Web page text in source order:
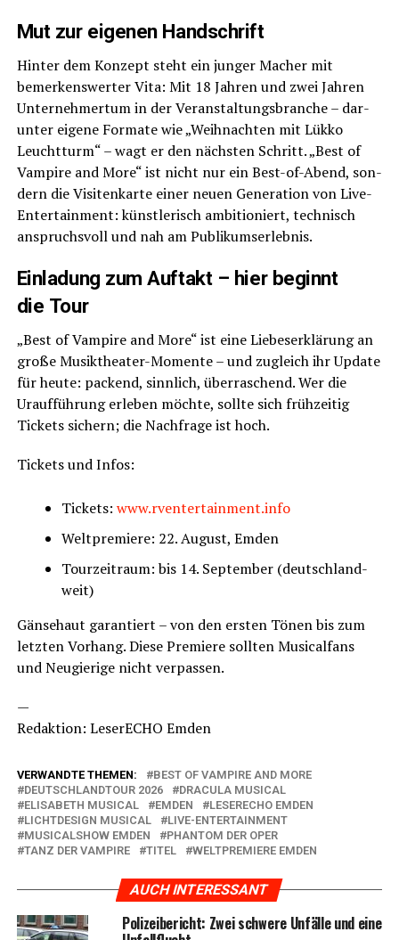
Mut zur eige­nen Handschrift
Hin­ter dem Kon­zept steht ein jun­ger Macher mit
bemer­kens­wer­ter Vita: Mit 18 Jah­ren und zwei Jah­ren
Unter­neh­mer­tum in der Ver­an­stal­tungs­bran­che – dar­
un­ter eige­ne For­ma­te wie „Weih­nach­ten mit Lük­ko
Leucht­turm“ – wagt er den nächs­ten Schritt. „Best of
Vam­pi­re and More“ ist nicht nur ein Best-of-Abend, son­
dern die Visi­ten­kar­te einer neu­en Gene­ra­ti­on von Live-
Enter­tain­ment: künst­le­risch ambi­tio­niert, tech­nisch
anspruchs­voll und nah am Publikumserlebnis.
Ein­la­dung zum Auf­takt – hier beginnt
die Tour
„Best of Vam­pi­re and More“ ist eine Lie­bes­er­klä­rung an
gro­ße Musik­thea­ter-Momen­te – und zugleich ihr Update
für heu­te: packend, sinn­lich, über­ra­schend. Wer die
Urauf­füh­rung erle­ben möch­te, soll­te sich früh­zei­tig
Tickets sichern; die Nach­fra­ge ist hoch.
Tickets und Infos:
Tickets: www.rventertainment.info
Welt­pre­mie­re: 22. August, Emden
Tour­zeit­raum: bis 14. Sep­tem­ber (deutsch­land­
weit)
Gän­se­haut garan­tiert – von den ers­ten Tönen bis zum
letz­ten Vor­hang. Die­se Pre­mie­re soll­ten Musi­cal­fans
und Neu­gie­ri­ge nicht verpassen.
—
Redak­ti­on: Lese­r­ECHO Emden
VERWANDTE THEMEN:
BEST OF VAMPIRE AND MORE
DEUTSCHLANDTOUR 2026
DRACULA MUSICAL
ELISABETH MUSICAL
EMDEN
LESERECHO EMDEN
LICHTDESIGN MUSICAL
LIVE-ENTERTAINMENT
MUSICALSHOW EMDEN
PHANTOM DER OPER
TANZ DER VAMPIRE
TITEL WELTPREMIERE EMDEN
AUCH INTERESSANT
Poli­zei­be­richt: Zwei schwe­re Unfäl­le und eine